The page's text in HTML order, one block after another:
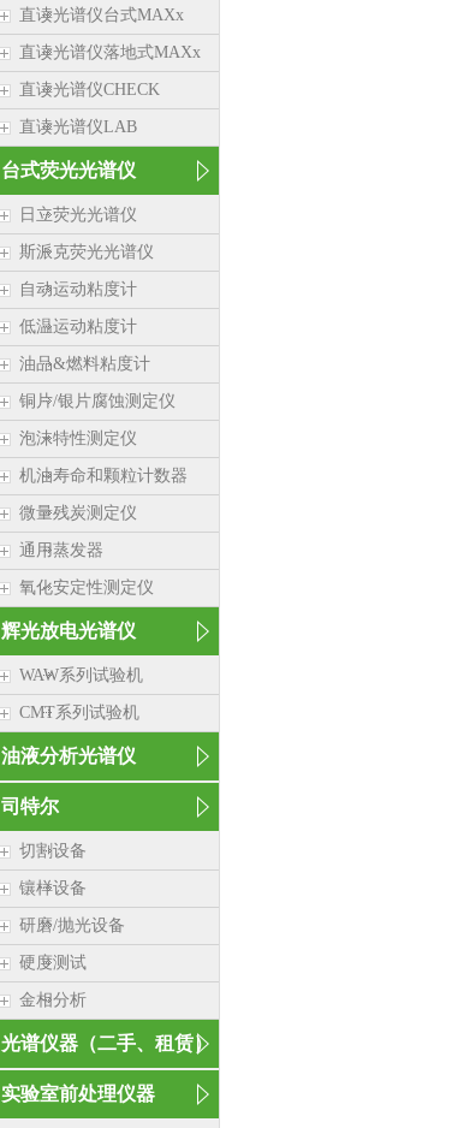
直读光谱仪台式MAXx
直读光谱仪落地式MAXx
直读光谱仪CHECK
直读光谱仪LAB
台式荧光光谱仪
日立荧光光谱仪
斯派克荧光光谱仪
自动运动粘度计
低温运动粘度计
油品&燃料粘度计
铜片/银片腐蚀测定仪
泡沫特性测定仪
机油寿命和颗粒计数器
微量残炭测定仪
通用蒸发器
氧化安定性测定仪
辉光放电光谱仪
WAW系列试验机
CMT系列试验机
油液分析光谱仪
司特尔
切割设备
镶样设备
研磨/抛光设备
硬度测试
金相分析
光谱仪器（二手、租赁）
实验室前处理仪器